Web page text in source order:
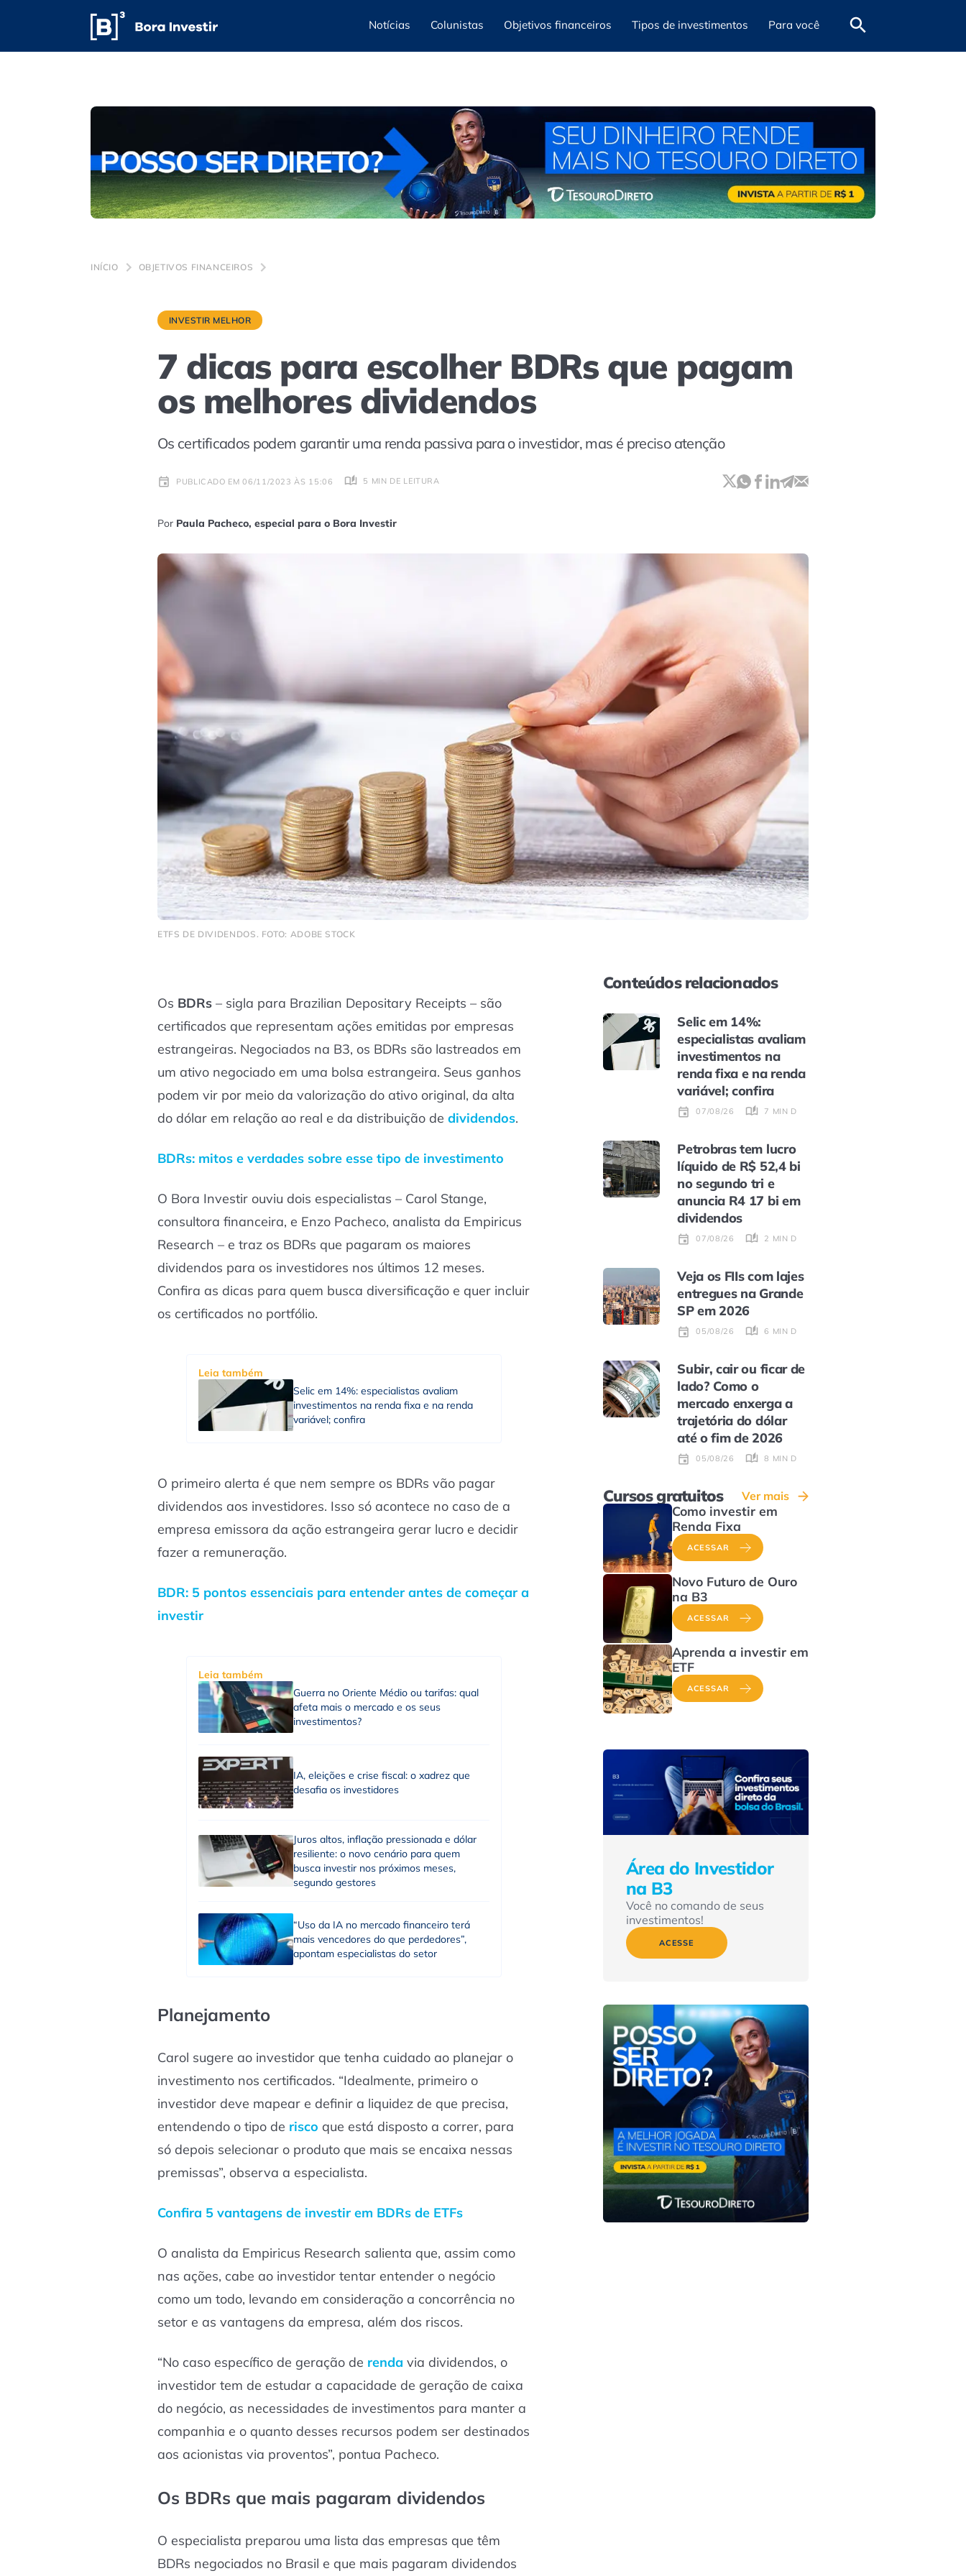
Notícias Colunistas Objetivos financeiros Tipos de investimentos Para você
INÍCIO OBJETIVOS FINANCEIROS
INVESTIR MELHOR
7 dicas para escolher BDRs que pagam
os melhores dividendos
Os certificados podem garantir uma renda passiva para o investidor, mas é preciso atenção
PUBLICADO EM 06/11/2023 ÀS 15:06 5 MIN DE LEITURA
Por Paula Pacheco, especial para o Bora Investir
ETFS DE DIVIDENDOS. FOTO: ADOBE STOCK
Os BDRs – sigla para Brazilian Depositary Receipts – são
certificados que representam ações emitidas por empresas
estrangeiras. Negociados na B3, os BDRs são lastreados em
um ativo negociado em uma bolsa estrangeira. Seus ganhos
podem vir por meio da valorização do ativo original, da alta
do dólar em relação ao real e da distribuição de dividendos.
BDRs: mitos e verdades sobre esse tipo de investimento
O Bora Investir ouviu dois especialistas – Carol Stange,
consultora financeira, e Enzo Pacheco, analista da Empiricus
Research – e traz os BDRs que pagaram os maiores
dividendos para os investidores nos últimos 12 meses.
Confira as dicas para quem busca diversificação e quer incluir
os certificados no portfólio.
Leia também
Selic em 14%: especialistas avaliam
investimentos na renda fixa e na renda
variável; confira
O primeiro alerta é que nem sempre os BDRs vão pagar
dividendos aos investidores. Isso só acontece no caso de a
empresa emissora da ação estrangeira gerar lucro e decidir
fazer a remuneração.
BDR: 5 pontos essenciais para entender antes de começar a
investir
Leia também
Guerra no Oriente Médio ou tarifas: qual
afeta mais o mercado e os seus
investimentos?
IA, eleições e crise fiscal: o xadrez que
desafia os investidores
Juros altos, inflação pressionada e dólar
resiliente: o novo cenário para quem
busca investir nos próximos meses,
segundo gestores
“Uso da IA no mercado financeiro terá
mais vencedores do que perdedores”,
apontam especialistas do setor
Planejamento
Carol sugere ao investidor que tenha cuidado ao planejar o
investimento nos certificados. “Idealmente, primeiro o
investidor deve mapear e definir a liquidez de que precisa,
entendendo o tipo de risco que está disposto a correr, para
só depois selecionar o produto que mais se encaixa nessas
premissas”, observa a especialista.
Confira 5 vantagens de investir em BDRs de ETFs
O analista da Empiricus Research salienta que, assim como
nas ações, cabe ao investidor tentar entender o negócio
como um todo, levando em consideração a concorrência no
setor e as vantagens da empresa, além dos riscos.
“No caso específico de geração de renda via dividendos, o
investidor tem de estudar a capacidade de geração de caixa
do negócio, as necessidades de investimentos para manter a
companhia e o quanto desses recursos podem ser destinados
aos acionistas via proventos”, pontua Pacheco.
Os BDRs que mais pagaram dividendos
O especialista preparou uma lista das empresas que têm
BDRs negociados no Brasil e que mais pagaram dividendos
Conteúdos relacionados
Selic em 14%:
especialistas avaliam
investimentos na
renda fixa e na renda
variável; confira
07/08/26 7 MIN DE LEITURA
Petrobras tem lucro
líquido de R$ 52,4 bi
no segundo tri e
anuncia R4 17 bi em
dividendos
07/08/26 2 MIN DE LEITURA
Veja os FIIs com lajes
entregues na Grande
SP em 2026
05/08/26 6 MIN DE LEITURA
Subir, cair ou ficar de
lado? Como o
mercado enxerga a
trajetória do dólar
até o fim de 2026
05/08/26 8 MIN DE LEITURA
Cursos gratuitos Ver mais
Como investir em
Renda Fixa
ACESSAR
Novo Futuro de Ouro
na B3
ACESSAR
Aprenda a investir em
ETF
ACESSAR
Área do Investidor
na B3
Você no comando de seus
investimentos!
ACESSE